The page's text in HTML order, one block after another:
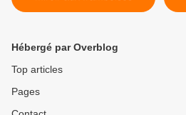
Hébergé par Overblog
Top articles
Pages